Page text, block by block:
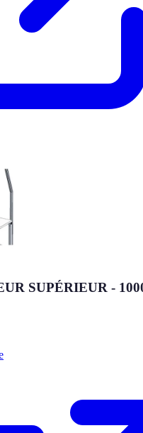
SUPÉRIEUR -